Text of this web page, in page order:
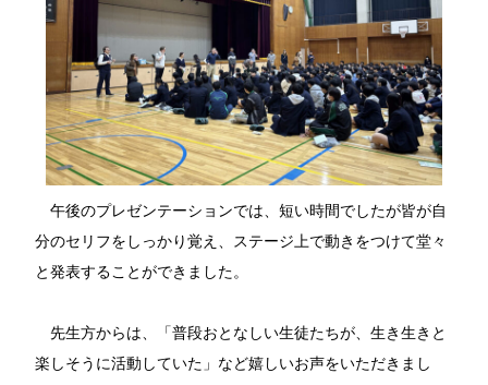
午後のプレゼンテーションでは、短い時間でしたが皆が自
分のセリフをしっかり覚え、ステージ上で動きをつけて堂々
と発表することができました。
先生方からは、「普段おとなしい生徒たちが、生き生きと
楽しそうに活動していた」など嬉しいお声をいただきまし